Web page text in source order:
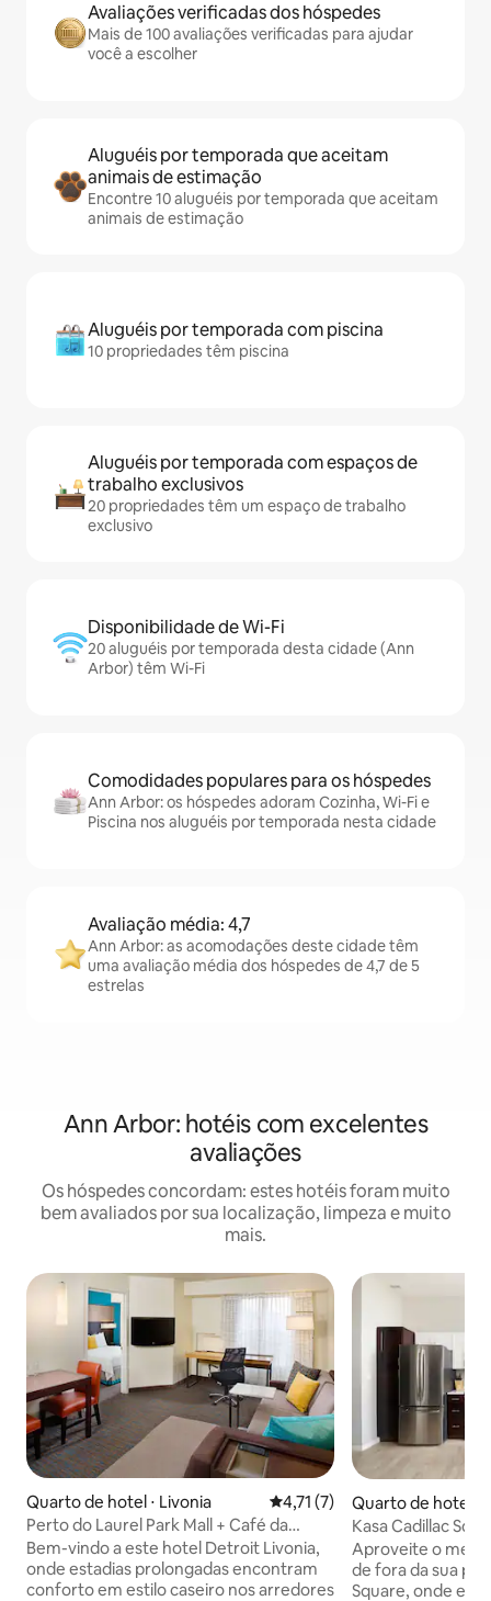
Avaliações verificadas dos hóspedes
Mais de 100 avaliações verificadas para ajudar
você a escolher
Aluguéis por temporada que aceitam
animais de estimação
Encontre 10 aluguéis por temporada que aceitam
animais de estimação
Aluguéis por temporada com piscina
10 propriedades têm piscina
Aluguéis por temporada com espaços de
trabalho exclusivos
20 propriedades têm um espaço de trabalho
exclusivo
Disponibilidade de Wi-Fi
20 aluguéis por temporada desta cidade (Ann
Arbor) têm Wi-Fi
Comodidades populares para os hóspedes
Ann Arbor: os hóspedes adoram Cozinha, Wi-Fi e
Piscina nos aluguéis por temporada nesta cidade
Avaliação média: 4,7
Ann Arbor: as acomodações deste cidade têm
uma avaliação média dos hóspedes de 4,7 de 5
estrelas
Ann Arbor: hotéis com excelentes
avaliações
Os hóspedes concordam: estes hotéis foram muito
bem avaliados por sua localização, limpeza e muito
mais.
Quarto de hotel ⋅ Livonia 4,71 de uma avaliação média
4,71 (7)
Perto do Laurel Park Mall + Café da
manhã e cozinha
Bem-vindo a este hotel Detroit Livonia,
onde estadias prolongadas encontram
conforto em estilo caseiro nos arredores
Quarto de hotel ⋅
Detroit
Kasa Cadillac
acessível
Aproveite o
de fora da sua
Square, onde